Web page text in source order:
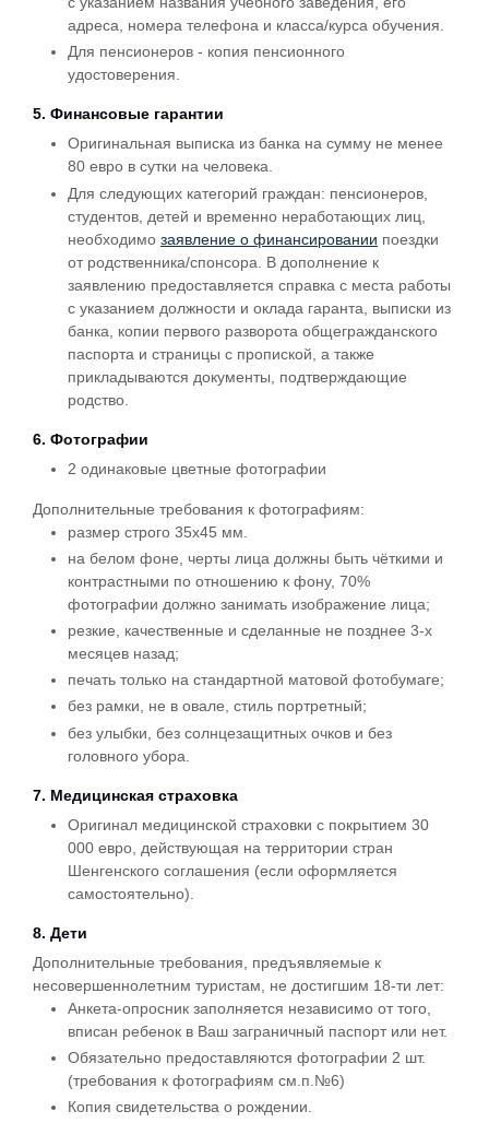
адреса, номера телефона и класса/курса обучения.
Для пенсионеров - копия пенсионного
удостоверения.
5. Финансовые гарантии
Оригинальная выписка из банка на сумму не менее
80 евро в сутки на человека.
Для следующих категорий граждан: пенсионеров,
студентов, детей и временно неработающих лиц,
необходимо заявление о финансировании поездки
от родственника/спонсора. В дополнение к
заявлению предоставляется справка с места работы
с указанием должности и оклада гаранта, выписки из
банка, копии первого разворота общегражданского
паспорта и страницы с пропиской, а также
прикладываются документы, подтверждающие
родство.
6. Фотографии
2 одинаковые цветные фотографии
Дополнительные требования к фотографиям:
размер строго 35х45 мм.
на белом фоне, черты лица должны быть чёткими и
контрастными по отношению к фону, 70%
фотографии должно занимать изображение лица;
резкие, качественные и сделанные не позднее 3-х
месяцев назад;
печать только на стандартной матовой фотобумаге;
без рамки, не в овале, стиль портретный;
без улыбки, без солнцезащитных очков и без
головного убора.
7. Медицинская страховка
Оригинал медицинской страховки с покрытием 30
000 евро, действующая на территории стран
Шенгенского соглашения (если оформляется
самостоятельно).
8. Дети
Дополнительные требования, предъявляемые к
несовершеннолетним туристам, не достигшим 18-ти лет:
Анкета-опросник заполняется независимо от того,
вписан ребенок в Ваш заграничный паспорт или нет.
Обязательно предоставляются фотографии 2 шт.
(требования к фотографиям см.п.№6)
Копия свидетельства о рождении.